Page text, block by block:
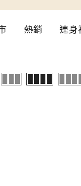
熱銷 連身